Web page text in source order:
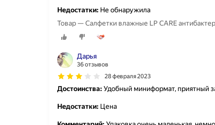
Недостатки: Не обнаружила
Товар — Салфетки влажные LP CARE
Дарья
36 отзывов
28 февраля 2023
Достоинства:Удобный миниформат, приятный
Недостатки: Цена